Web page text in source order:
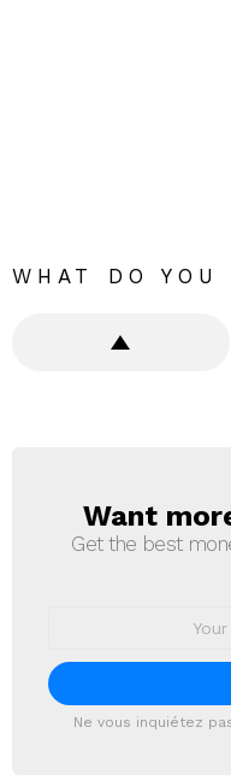
WHAT DO YOU
Want
Get the best
Ne vous inquiétez